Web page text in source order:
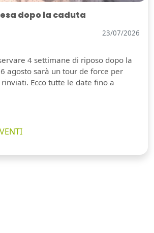
dopo la caduta
23/07/2026
4 settimane di riposo dopo la
agosto sarà un tour de force per
Ecco tutte le date fino a